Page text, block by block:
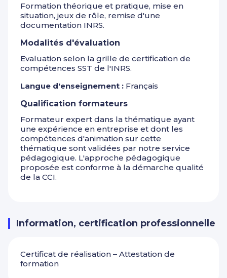
Formation théorique et pratique, mise en
situation, jeux de rôle, remise d'une
documentation INRS.
Modalités d'évaluation
Evaluation selon la grille de certification de
compétences SST de l'INRS.
Langue d'enseignement : Français
Qualification formateurs
Formateur expert dans la thématique ayant
une expérience en entreprise et dont les
compétences d'animation sur cette
thématique sont validées par notre service
pédagogique. L'approche pédagogique
proposée est conforme à la démarche qualité
de la CCI.
Information, certification professionnelle
Certificat de réalisation – Attestation de
formation